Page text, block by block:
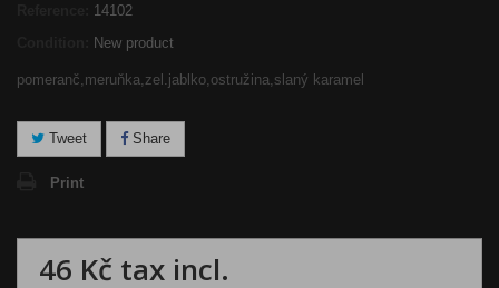
14102
New product
pomeranč,meruňka,zel.jablko,ostružina,slaný karamel
Tweet Share
Print
46 Kč tax incl.